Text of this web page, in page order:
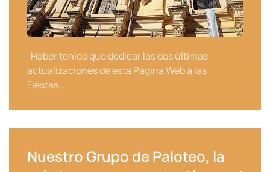
Haber tenido que dedicar las dos últimas
actualizaciones de esta Página Web a las
Fiestas…
Nuestro Grupo de Paloteo, la